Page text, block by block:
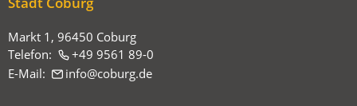
Markt 1, 96450 Coburg
Telefon:
+49 9561 89-0
E-Mail:
info coburg de